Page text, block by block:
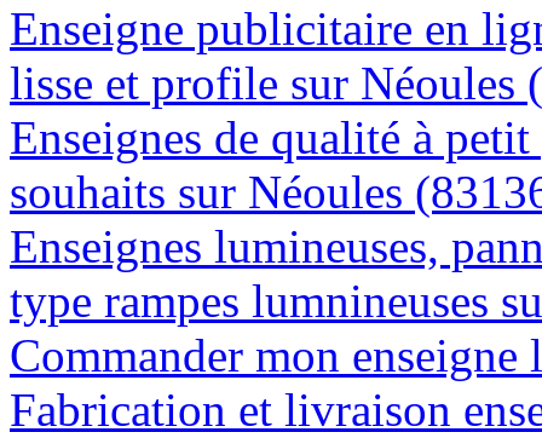
Enseigne publicitaire en
lisse et profile sur Néoules
Enseignes de qualité à
souhaits sur Néoules
Enseignes lumineuses,
type rampes lumnineuses
Commander mon
Fabrication et livraison